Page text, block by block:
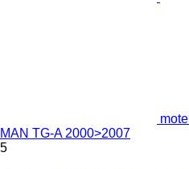
MAN TG-A 2000>2007
5